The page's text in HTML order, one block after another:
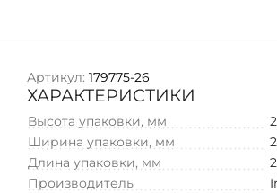
Артикул: 179775-26
ХАРАКТЕРИСТИКИ
Высота упаковки, мм
Ширина упаковки, мм
Длина упаковки, мм
Производитель